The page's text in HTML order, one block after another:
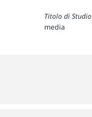
Titolo di Studio
media